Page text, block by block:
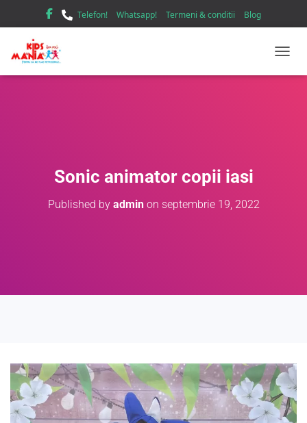
Telefon! Whatsapp! Termeni & conditii Blog
Sonic animator copii iasi
Published by adminon septembrie 19, 2022